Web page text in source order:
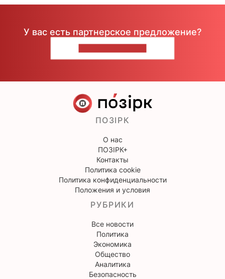
У вас есть партнерское предложение?
ПОЗІРК
О нас
ПОЗІРК+
Контакты
Политика cookie
Политика конфиденциальности
Положения и условия
РУБРИКИ
Все новости
Политика
Экономика
Общество
Аналитика
Безопасность